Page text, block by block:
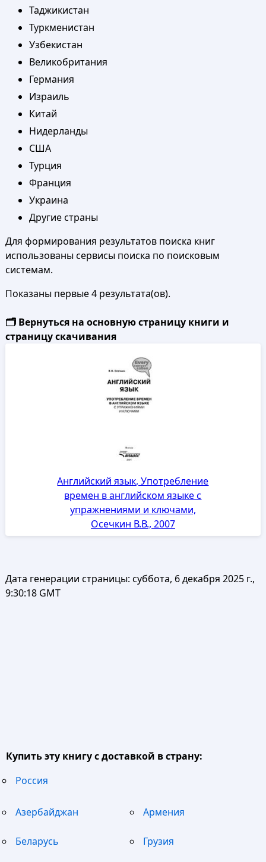
Таджикистан
Туркменистан
Узбекистан
Великобритания
Германия
Израиль
Китай
Нидерланды
США
Турция
Франция
Украина
Другие страны
Для формирования результатов поиска книг
использованы сервисы поиска по поисковым
системам.
Показаны первые 4 результата(ов).
🗂️ Вернуться на основную страницу книги и
страницу скачивания
Английский язык, Употребление
времен в английском языке с
упражнениями и ключами,
Осечкин В.В., 2007
Дата генерации страницы: суббота, 6 декабря 2025 г.,
9:30:18 GMT
Купить эту книгу с доставкой в страну:
Россия
Азербайджан Армения
Беларусь Грузия